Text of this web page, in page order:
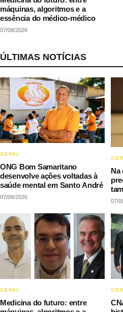
máquinas, algoritmos e a
essência do médico-médico
07/08/2026
ÚLTIMAS NOTÍCIAS
GERAL
ONG Bom Samaritano
desenvolve ações voltadas à
saúde mental em Santo André
07/08/2026
Na
07/
GERAL
Medicina do futuro: entre